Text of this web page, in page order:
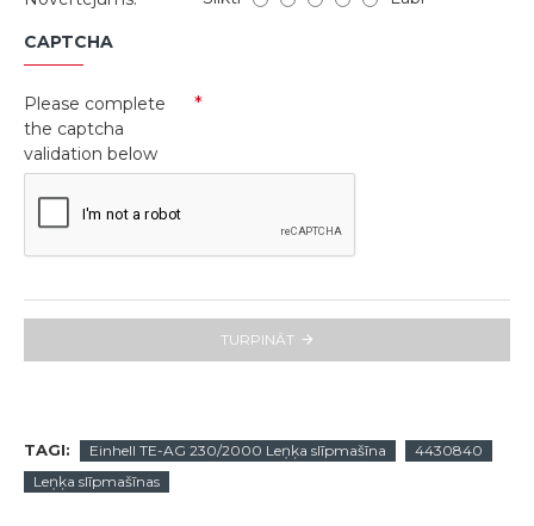
CAPTCHA
Please complete
the captcha
validation below
TURPINĀT
TAGI: Einhell TE-AG 230/2000 Leņķa slīpmašīna
4430840
Leņķa slīpmašīnas